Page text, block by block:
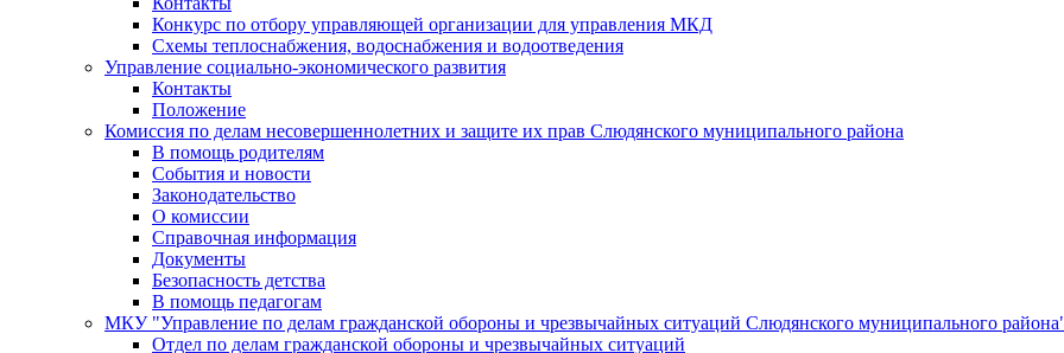
Конкурс по отбору управляющей организации для управления МКД
Схемы теплоснабжения, водоснабжения и водоотведения
Управление социально-экономического развития
Контакты
Положение
Комиссия по делам несовершеннолетних и защите их прав Слюдянского муниципального района
В помощь родителям
События и новости
Законодательство
О комиссии
Справочная информация
Документы
Безопасность детства
В помощь педагогам
МКУ "Управление по делам гражданской обороны и чрезвычайных ситуаций Слюдянского муниципального
Отдел по делам гражданской обороны и чрезвычайных ситуаций